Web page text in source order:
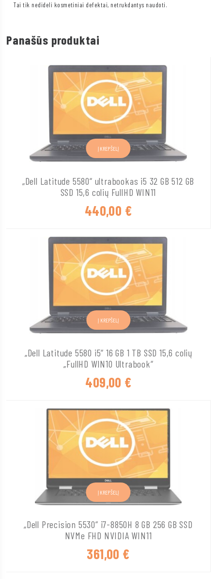
Tai tik nedideli kosmetiniai defektai, netrukdantys naudoti.
Panašūs produktai
„Dell Latitude 5580“ ultrabookas i5 32 GB 512 GB
SSD 15,6 colių FullHD WIN11
440,00 €
Į KREPŠELĮ
„Dell Latitude 5580 i5“ 16 GB 1 TB SSD 15,6 colių
„FullHD WIN10 Ultrabook“
409,00 €
Į KREPŠELĮ
„Dell Precision 5530“ i7-8850H 8 GB 256 GB SSD
NVMe FHD NVIDIA WIN11
361,00 €
Į KREPŠELĮ